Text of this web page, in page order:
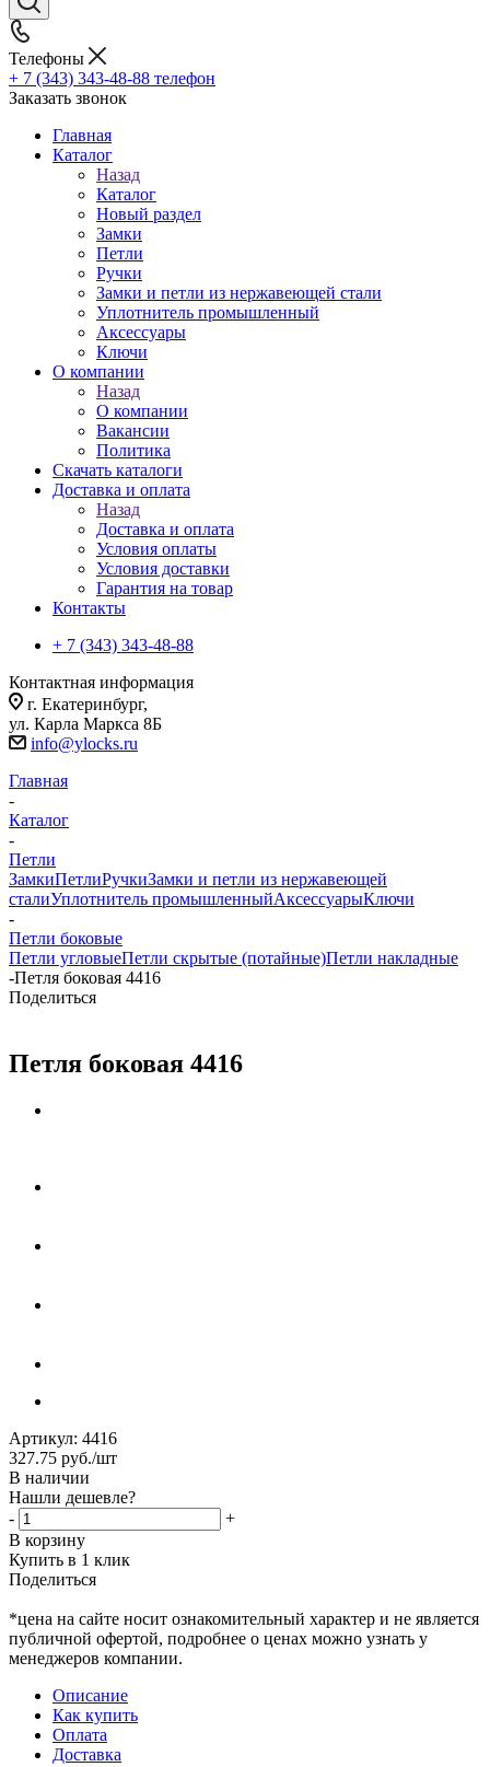
Телефоны
+ 7 (343) 343-48-88 телефон
Заказать звонок
Главная
Каталог
Назад
Каталог
Новый раздел
Замки
Петли
Ручки
Замки и петли из нержавеющей стали
Уплотнитель промышленный
Аксессуары
Ключи
О компании
Назад
О компании
Вакансии
Политика
Скачать каталоги
Доставка и оплата
Назад
Доставка и оплата
Условия оплаты
Условия доставки
Гарантия на товар
Контакты
+ 7 (343) 343-48-88
Контактная информация
г. Екатеринбург,
ул. Карла Маркса 8Б
info@ylocks.ru
Главная
-
Каталог
-
Петли
ЗамкиПетлиРучкиЗамки и петли из нержавеющей
сталиУплотнитель промышленныйАксессуарыКлючи
-
Петли боковые
Петли угловыеПетли скрытые (потайные)Петли накладные
-Петля боковая 4416
Поделиться
Петля боковая 4416
Артикул: 4416
327.75 руб./шт
В наличии
Нашли дешевле?
-
+
В корзину
Купить в 1 клик
Поделиться
*цена на сайте носит ознакомительный характер и не является
публичной офертой, подробнее о ценах можно узнать у
менеджеров компании.
Описание
Как купить
Оплата
Доставка